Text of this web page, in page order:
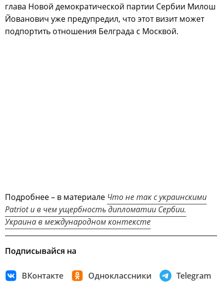
глава Новой демократической партии Сербии Милош
Йованович уже предупредил, что этот визит может
подпортить отношения Белграда с Москвой.
Подробнее – в материале Что не так с украинскими
Patriot и в чем ущербность дипломатии Сербии.
Украина в международном контексте
Подписывайся на
ВКонтакте Одноклассники Telegram